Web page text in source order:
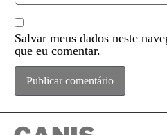
Salvar meus dados neste
que eu comentar.